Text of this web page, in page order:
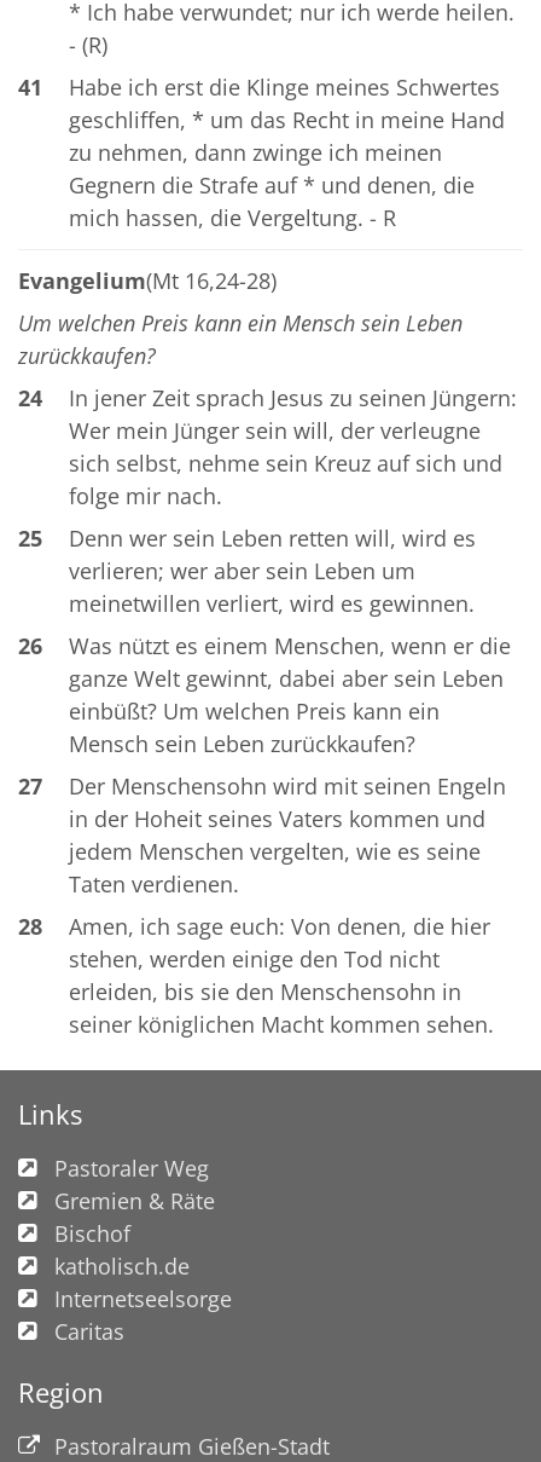
* Ich habe verwundet; nur ich werde heilen.
- (R)
41
Habe ich erst die Klinge meines Schwertes
geschliffen, * um das Recht in meine Hand
zu nehmen, dann zwinge ich meinen
Gegnern die Strafe auf * und denen, die
mich hassen, die Vergeltung. - R
Evangelium(Mt 16,24-28)
Um welchen Preis kann ein Mensch sein Leben
zurückkaufen?
24
In jener Zeit sprach Jesus zu seinen Jüngern:
Wer mein Jünger sein will, der verleugne
sich selbst, nehme sein Kreuz auf sich und
folge mir nach.
25
Denn wer sein Leben retten will, wird es
verlieren; wer aber sein Leben um
meinetwillen verliert, wird es gewinnen.
26
Was nützt es einem Menschen, wenn er die
ganze Welt gewinnt, dabei aber sein Leben
einbüßt? Um welchen Preis kann ein
Mensch sein Leben zurückkaufen?
27
Der Menschensohn wird mit seinen Engeln
in der Hoheit seines Vaters kommen und
jedem Menschen vergelten, wie es seine
Taten verdienen.
28
Amen, ich sage euch: Von denen, die hier
stehen, werden einige den Tod nicht
erleiden, bis sie den Menschensohn in
seiner königlichen Macht kommen sehen.
Links
Pastoraler Weg
Gremien & Räte
Bischof
katholisch.de
Internetseelsorge
Caritas
Region
Pastoralraum Gießen-Stadt